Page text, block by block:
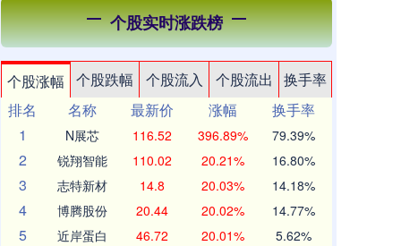
个股实时涨跌榜
个股涨幅 个股跌幅 个股流入 个股流出
换手率
排名
名称 最新价 涨幅
换手率
1
N展芯 116.52 396.89% 79.39%
2 锐翔智能 110.02 20.21% 16.80%
3 志特新材 14.8 20.03% 14.18%
4 博腾股份 20.44 20.02% 14.77%
5 近岸蛋白 46.72 20.01% 5.62%